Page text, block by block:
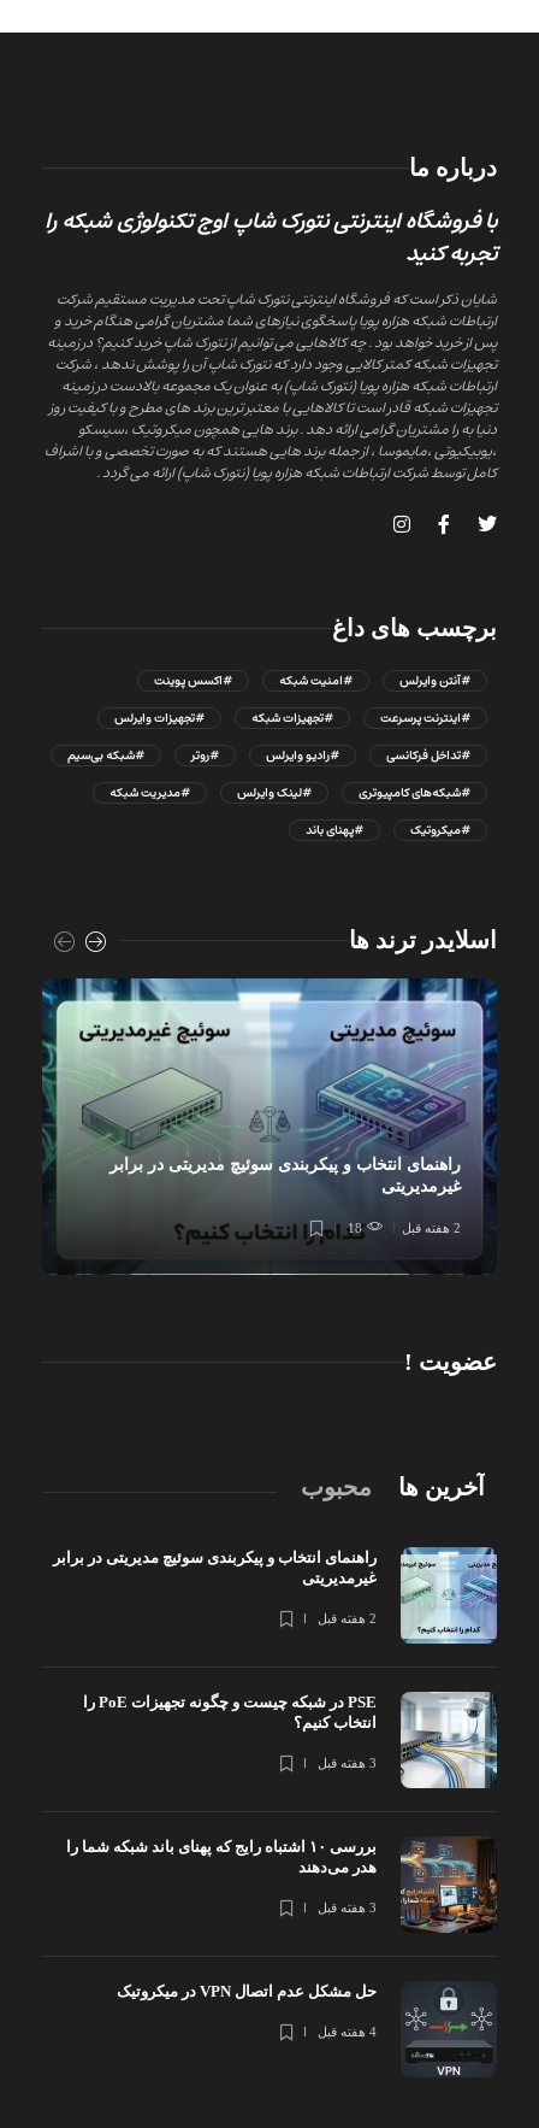
درباره ما
با فروشگاه اینترنتی نتورک شاپ اوج تکنولوژی شبکه را
تجربه کنید
شایان ذکر است که فروشگاه اینترنتی نتورک شاپ تحت مدیریت مستقیم شرکت
ارتباطات شبکه هزاره پویا پاسخگوی نیازهای شما مشتریان گرامی هنگام خرید و
پس از خرید خواهد بود . چه کالاهایی می توانیم از نتورک شاپ خرید کنیم؟ در زمینه
تجهیزات شبکه کمتر کالایی وجود دارد که نتورک شاپ آن را پوشش ندهد ، شرکت
ارتباطات شبکه هزاره پویا (نتورک شاپ) به عنوان یک مجموعه بالادست در زمینه
تجهیزات شبکه قادر است تا کالاهایی با معتبر ترین برند های مطرح و با کیفیت روز
دنیا به را مشتریان گرامی ارائه دهد . برند هایی همچون میکروتیک ،سیسکو
،یوبیکیوتی ،مایموسا ، از جمله برند هایی هستند که به صورت تخصصی و با اشراف
کامل توسط شرکت ارتباطات شبکه هزاره پویا (نتورک شاپ) ارائه می گردد .
برچسب های داغ
#آنتن وایرلس #امنیت شبکه
#اکسس پوینت
#اینترنت پرسرعت
#تجهیزات شبکه
#تجهیزات وایرلس
#تداخل فرکانسی
#رادیو وایرلس #روتر
#شبکه بی‌سیم
#شبکه‌های کامپیوتری
#لینک وایرلس
#مدیریت شبکه
#میکروتیک
#پهنای باند
اسلایدر ترند ها
راهنمای انتخاب و پیکربندی سوئیچ مدیریتی در برابر
غیرمدیریتی
2 هفته قبل 18
عضویت !
آخرین ها محبوب
راهنمای انتخاب و پیکربندی سوئیچ مدیریتی در برابر
غیرمدیریتی
2 هفته قبل
PSE در شبکه چیست و چگونه تجهیزات PoE را
انتخاب کنیم؟
3 هفته قبل
بررسی ۱۰ اشتباه رایج که پهنای باند شبکه شما را
هدر می‌دهند
3 هفته قبل
حل مشکل عدم اتصال VPN در میکروتیک
4 هفته قبل